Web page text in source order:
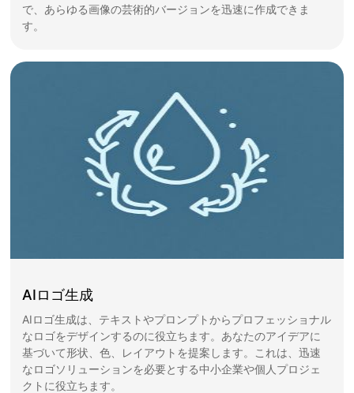
で、あらゆる画像の芸術的バージョンを迅速に作成できま
す。
AIロゴ生成
AIロゴ生成は、テキストやプロンプトからプロフェッショナル
なロゴをデザインするのに役立ちます。あなたのアイデアに
基づいて形状、色、レイアウトを提案します。これは、迅速
なロゴソリューションを必要とする中小企業や個人プロジェ
クトに役立ちます。